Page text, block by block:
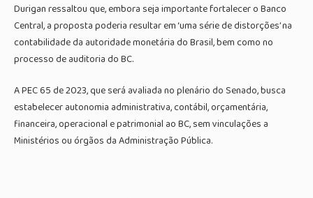
Durigan ressaltou que, embora seja importante fortalecer o Banco
Central, a proposta poderia resultar em ‘uma série de distorções’ na
contabilidade da autoridade monetária do Brasil, bem como no
processo de auditoria do BC.
A PEC 65 de 2023, que será avaliada no plenário do Senado, busca
estabelecer autonomia administrativa, contábil, orçamentária,
financeira, operacional e patrimonial ao BC, sem vinculações a
Ministérios ou órgãos da Administração Pública.